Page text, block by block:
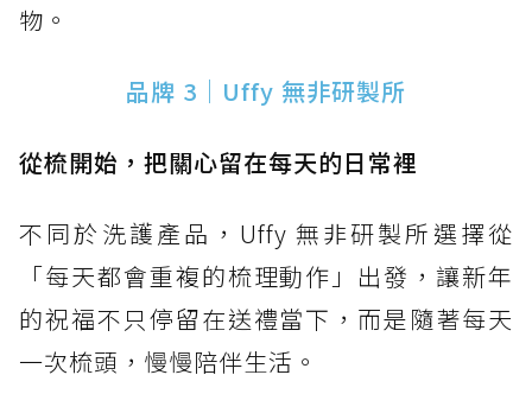
物。
品牌 3｜Uffy 無非研製所
從梳開始，把關心留在每天的日常裡
不同於洗護產品，Uffy 無非研製所選擇從
「每天都會重複的梳理動作」出發，讓新年
的祝福不只停留在送禮當下，而是隨著每天
一次梳頭，慢慢陪伴生活。